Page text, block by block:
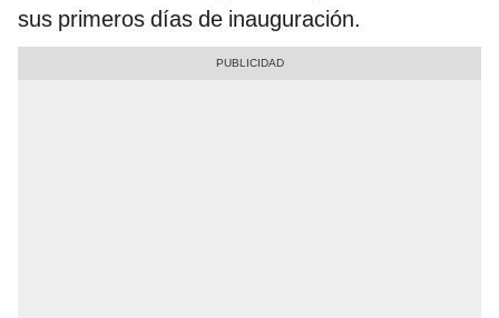
sus primeros días de inauguración.